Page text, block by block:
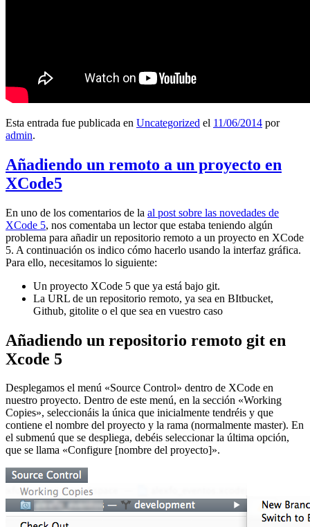
Esta entrada fue publicada en Uncategorized el 11/06/2014 por
admin.
Añadiendo un remoto a un proyecto en
XCode5
En uno de los comentarios de la al post sobre las novedades de
XCode 5, nos comentaba un lector que estaba teniendo algún
problema para añadir un repositorio remoto a un proyecto en XCode
5. A continuación os indico cómo hacerlo usando la interfaz gráfica.
Para ello, necesitamos lo siguiente:
Un proyecto XCode 5 que ya está bajo git.
La URL de un repositorio remoto, ya sea en BItbucket,
Github, gitolite o el que sea en vuestro caso
Añadiendo un repositorio remoto git en
Xcode 5
Desplegamos el menú «Source Control» dentro de XCode en
nuestro proyecto. Dentro de este menú, en la sección «Working
Copies», seleccionáis la única que inicialmente tendréis y que
contiene el nombre del proyecto y la rama (normalmente master). En
el submenú que se despliega, debéis seleccionar la última opción,
que se llama «Configure [nombre del proyecto]».